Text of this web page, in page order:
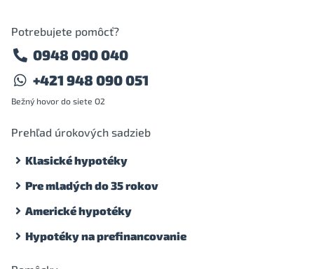
Potrebujete pomôcť?
0948 090 040
+421 948 090 051
Bežný hovor do siete O2
Prehľad úrokových sadzieb
Klasické hypotéky
Pre mladých do 35 rokov
Americké hypotéky
Hypotéky na prefinancovanie